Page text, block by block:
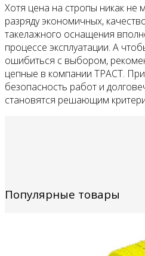
Хотя цена на стропы никак не
разряду экономичных,
такелажного оснащения
процессе эксплуатации. А
ошибиться с выбором,
цепные в компании ТРАСТ.
безопасность работ и
становятся решающим
Популярные товары